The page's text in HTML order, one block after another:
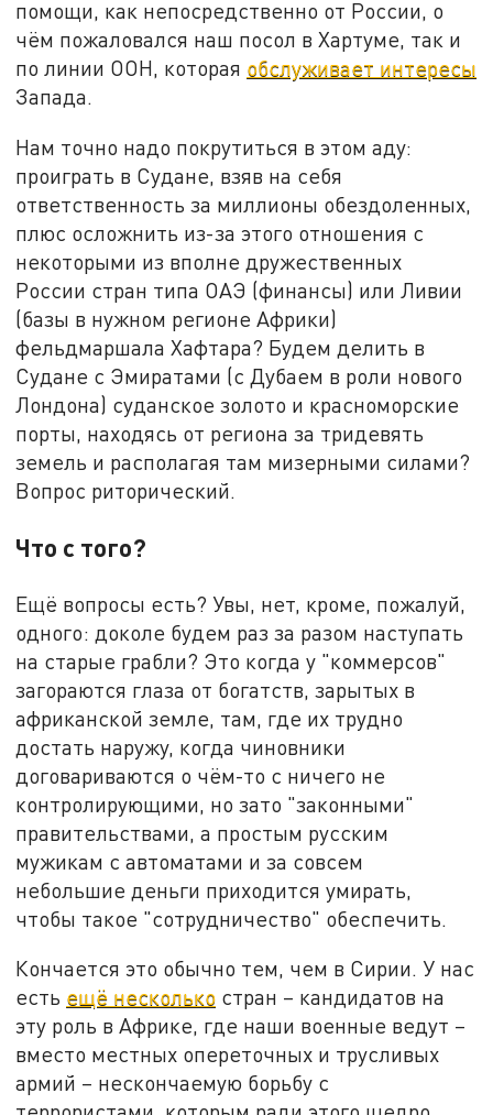
помощи, как непосредственно от России, о
чём пожаловался наш посол в Хартуме, так и
по линии ООН, которая обслуживает интересы
Запада.
Нам точно надо покрутиться в этом аду:
проиграть в Судане, взяв на себя
ответственность за миллионы обездоленных,
плюс осложнить из-за этого отношения с
некоторыми из вполне дружественных
России стран типа ОАЭ (финансы) или Ливии
(базы в нужном регионе Африки)
фельдмаршала Хафтара? Будем делить в
Судане с Эмиратами (с Дубаем в роли нового
Лондона) суданское золото и красноморские
порты, находясь от региона за тридевять
земель и располагая там мизерными силами?
Вопрос риторический.
Что с того?
Ещё вопросы есть? Увы, нет, кроме, пожалуй,
одного: доколе будем раз за разом наступать
на старые грабли? Это когда у "коммерсов"
загораются глаза от богатств, зарытых в
африканской земле, там, где их трудно
достать наружу, когда чиновники
договариваются о чём-то с ничего не
контролирующими, но зато "законными"
правительствами, а простым русским
мужикам с автоматами и за совсем
небольшие деньги приходится умирать,
чтобы такое "сотрудничество" обеспечить.
Кончается это обычно тем, чем в Сирии. У нас
есть ещё несколько стран – кандидатов на
эту роль в Африке, где наши военные ведут –
вместо местных опереточных и трусливых
армий – нескончаемую борьбу с